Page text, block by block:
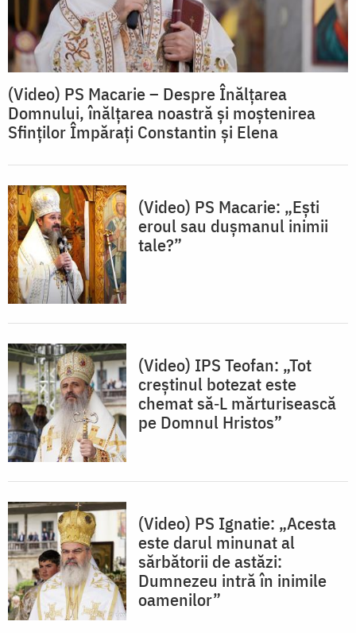
(Video) PS Macarie – Despre Înălțarea
Domnului, înălțarea noastră și moștenirea
Sfinților Împărați Constantin și Elena
(Video) PS Macarie: „Ești
eroul sau dușmanul inimii
tale?”
(Video) IPS Teofan: „Tot
creștinul botezat este
chemat să‑L mărturisească
pe Domnul Hristos”
(Video) PS Ignatie: „Acesta
este darul minunat al
sărbătorii de astăzi:
Dumnezeu intră în inimile
oamenilor”